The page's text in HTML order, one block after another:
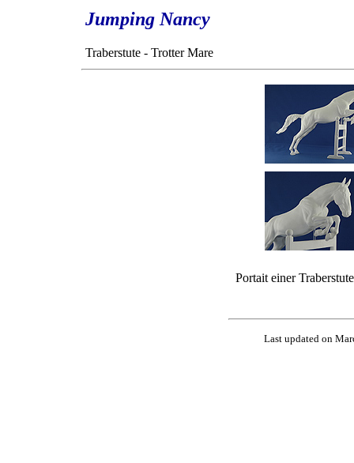
Jumping Nancy
Traberstute - Trotter Mare
Portait einer
Last updated on